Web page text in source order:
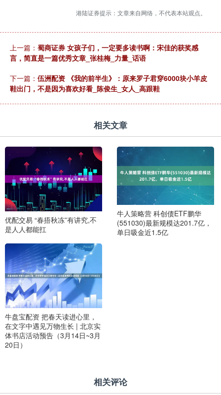
港陆证券提示：文章来自网络，不代表本站观点。
上一篇： 蜀商证券 女孩子们，一定要多读书啊：宋佳的获奖感
言，简直是一篇优秀文章_张桂梅_力量_话语
下一篇： 伍洲配资 《我的前半生》：原来罗子君穿6000块小羊皮
鞋出门，不是因为喜欢好看_陈俊生_女人_高跟鞋
相关文章
优配交易 “春捂秋冻”有讲究,不
是人人都能扛
牛人策略营 科创债ETF鹏华
(551030)最新规模达201.7亿，
单日吸金近1.5亿
牛盘宝配资 把春天读进心里，
在文字中遇见万物生长 | 北京实
体书店活动预告（3月14日~3月
20日）
相关评论